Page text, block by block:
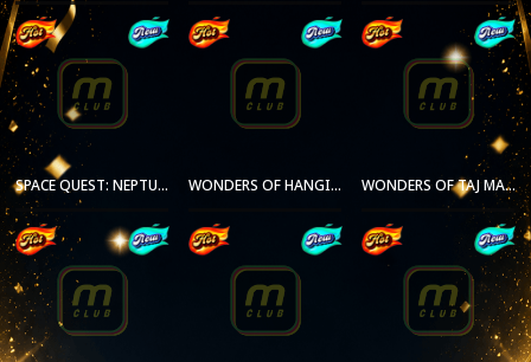
SPACE QUEST: NEPTUNE WONDERS OF HANGING GARDEN WONDERS OF TAJ MAHAL